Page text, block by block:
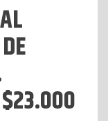
$23.000